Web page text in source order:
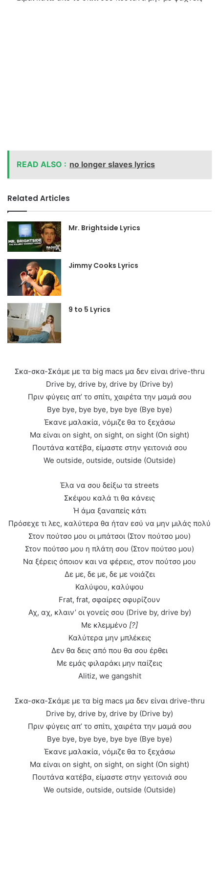
READ ALSO : no longer slaves lyrics
Related Articles
Mr. Brightside Lyrics
Jimmy Cooks Lyrics
9 to 5 Lyrics
Σκα-σκα-Σκάμε με τα big macs μα δεν είναι drive-thru
Drive by, drive by, drive by (Drive by)
Πριν φύγεις απ’ το σπίτι, χαιρέτα την μαμά σου
Bye bye, bye bye, bye bye (Bye bye)
Έκανε μαλακία, νόμιζε θα το ξεχάσω
Μα είναι on sight, on sight, on sight (On sight)
Πουτάνα κατέβα, είμαστε στην γειτονιά σου
We outside, outside, outside (Outside)
Έλα να σου δείξω τα streets
Σκέψου καλά τι θα κάνεις
Ή άμα ξαναπείς κάτι
Πρόσεχε τι λες, καλύτερα θα ήταν εσύ να μην μιλάς πολύ
Στον πούτσο μου οι μπάτσοι (Στον πούτσο μου)
Στον πούτσο μου η πλάτη σου (Στον πούτσο μου)
Να ξέρεις όποιον και να φέρεις, στον πούτσο μου
Δε με, δε με, δε με νοιάζει
Καλύψου, καλύψου
Frat, frat, σφαίρες σφυρίζουν
Αχ, αχ, κλαιν’ οι γονείς σου (Drive by, drive by)
Με κλεμμένο [?]
Καλύτερα μην μπλέκεις
Δεν θα δεις από που θα σου έρθει
Με εμάς φιλαράκι μην παίζεις
Alitiz, we gangshit
Σκα-σκα-Σκάμε με τα big macs μα δεν είναι drive-thru
Drive by, drive by, drive by (Drive by)
Πριν φύγεις απ’ το σπίτι, χαιρέτα την μαμά σου
Bye bye, bye bye, bye bye (Bye bye)
Έκανε μαλακία, νόμιζε θα το ξεχάσω
Μα είναι on sight, on sight, on sight (On sight)
Πουτάνα κατέβα, είμαστε στην γειτονιά σου
We outside, outside, outside (Outside)